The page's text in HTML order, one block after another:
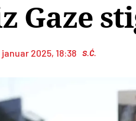
Gaze
januar 2025, 18:38 S.Ć.